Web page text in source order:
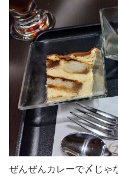
ぜんぜんカレーで〆じゃ